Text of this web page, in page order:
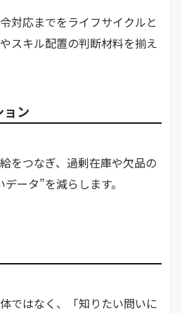
対応までをライフサイクルと
スキル配置の判断材料を揃え
ョン
をつなぎ、過剰在庫や欠品の
ータ”を減らします。
ではなく、「知りたい問いに